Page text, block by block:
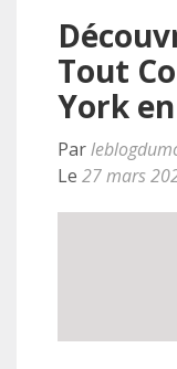
Tout
York
Par
Le 27 mars